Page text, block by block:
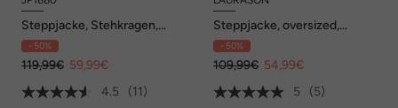
Steppjacke, Stehkragen,
viele Taschen, bis 8 XL
- 50%
119,99€ 59,99€
4.5
(11)
Steppjacke, oversized,
Stehkragen
- 50%
109,99€ 54,99€
5
(5)